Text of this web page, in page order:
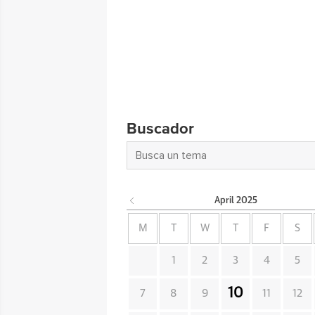
Buscador
April 2025
M W F S
1 2 3 4 5
7 8 9 10 11 12